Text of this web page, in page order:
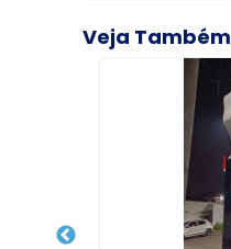
Veja Também